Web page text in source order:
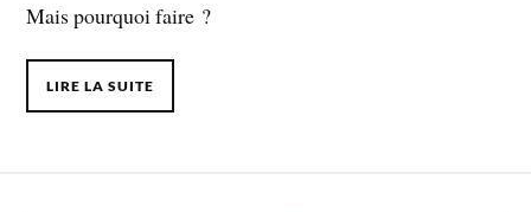
Mais pourquoi faire ?
LIRE LA SUITE